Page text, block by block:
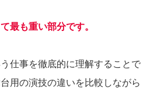
最も重い部分です。
仕事を徹底的に理解することで
用の演技の違いを比較しながら